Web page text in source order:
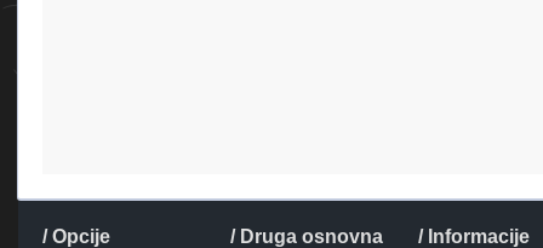
/ Opcije
/ Druga osnovna
/ Informacije